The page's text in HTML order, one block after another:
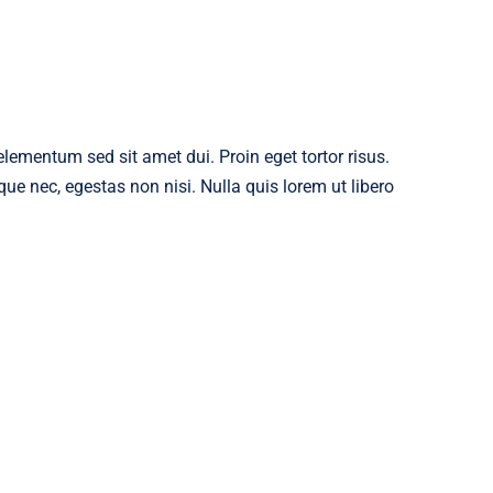
sed sit amet dui. Proin eget tortor risus.
nec, egestas non nisi. Nulla quis lorem ut libero